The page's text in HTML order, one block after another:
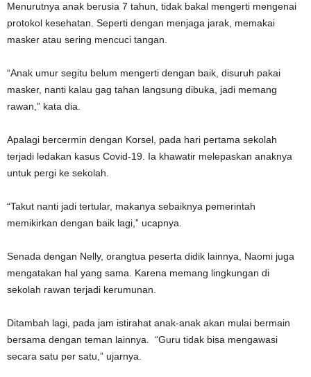
Menurutnya anak berusia 7 tahun, tidak bakal mengerti mengenai
protokol kesehatan. Seperti dengan menjaga jarak, memakai
masker atau sering mencuci tangan.
“Anak umur segitu belum mengerti dengan baik, disuruh pakai
masker, nanti kalau gag tahan langsung dibuka, jadi memang
rawan,” kata dia.
Apalagi bercermin dengan Korsel, pada hari pertama sekolah
terjadi ledakan kasus Covid-19. Ia khawatir melepaskan anaknya
untuk pergi ke sekolah.
“Takut nanti jadi tertular, makanya sebaiknya pemerintah
memikirkan dengan baik lagi,” ucapnya.
Senada dengan Nelly, orangtua peserta didik lainnya, Naomi juga
mengatakan hal yang sama. Karena memang lingkungan di
sekolah rawan terjadi kerumunan.
Ditambah lagi, pada jam istirahat anak-anak akan mulai bermain
bersama dengan teman lainnya. “Guru tidak bisa mengawasi
secara satu per satu,” ujarnya.